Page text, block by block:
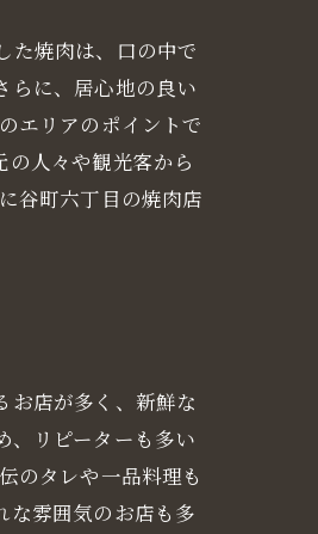
た焼肉は、口の中で
らに、居心地の良い
エリアのポイントで
人々や観光客から
谷町六丁目の焼肉店
お店が多く、新鮮な
、リピーターも多い
のタレや一品料理も
な雰囲気のお店も多